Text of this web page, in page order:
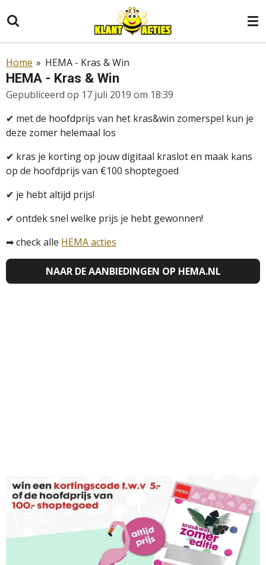
direct
naar
hoofdinhoud
Home » HEMA - Kras & Win
HEMA - Kras & Win
Gepubliceerd op 17 juli 2019 om 18:39
✔ met de hoofdprijs van het kras&win zomerspel kun je
deze zomer helemaal los
✔ kras je korting op jouw digitaal kraslot en maak kans
op de hoofdprijs van €100 shoptegoed
✔ je hebt altijd prijs!
✔ ontdek snel welke prijs je hebt gewonnen!
➡check alle HEMA acties
NAAR DE AANBIEDINGEN OP HEMA.NL